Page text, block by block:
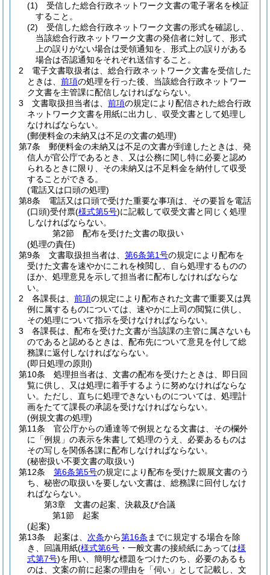
(1)
受信した総合行政ネットワーク文書の電子署名を検証
すること。
(2)
受信した総合行政ネットワーク文書の形式を確認し、
当該総合行政ネットワーク文書の発信者に対して、形式
上の誤りがない場合は受領通知を、形式上の誤りがある
場合は否認通知をそれぞれ送信すること。
2
電子文書取扱者は、総合行政ネットワーク文書を受信した
ときは、 前項の処理を行った後、当該総合行政ネットワー
ク文書を主管課に配信しなければならない。
3
文書取扱担当者は、 前項の規定により配信された総合行政
ネットワーク文書を用紙に出力し、収受文書として処理し
なければならない。
(郵便料金の未納又は不足の文書の処理)
第7条
郵便料金の未納又は不足の文書が到達したときは、発
信人が官公庁であるとき、又は公務に関し特に必要と認め
られるときに限り、その未納又は不足料金を納付して収受
することができる。
(電話又は口頭の処理)
第8条
電話又は口頭で受けた重要な事項は、その要旨を電話
(口頭)受付票(様式第5号)に記載して収受文書と同じく処理
しなければならない。
第2節
配布を受けた文書の取扱い
(処理の責任)
第9条
文書取扱担当者は、 第6条第1号の規定により配布を
受けた文書を速やかにこれを検閲し、自ら処理するものの
ほか、処理意見を示して担当者に配布しなければならな
い。
2
各課長は、 前項の規定により配布された文書で重要又は異
例に属するものについては、速やかに上司の閲覧に供し、
その処理について指示を受けなければならない。
3
各課長は、配布を受けた文書が当該課の主管に属さないも
のであると認めるときは、配布先について意見を付して総
務課に返付しなければならない。
(即日処理の原則)
第10条
処理担当者は、文書の配布を受けたときは、即日回
覧に供し、又は処理に着手するように努めなければならな
い。 ただし、直ちに処理できないものについては、処理計
画をたてて課長の承認を受けなければならない。
(例規文書の処理)
第11条
官公庁からの通達等で例規となる文書は、その欄外
に「例規」の表示を朱書して処理のうえ、必要あるものは
その写しを関係各課に配布しなければならない。
(秘密扱い不要文書の取扱い)
第12条
第6条第5号の規定により配布を受けた親展文書のう
ち、秘密の取扱いを要しない文書は、総務課に回付しなけ
ればならない。
第3章
文書の起案、決裁及び合議
第1節
起案
(起案)
第13条
起案は、 次条から第16条 までに規定する場合を除
き、回議用紙(様式第6号 ・一般文書の接続紙にあっては様
式第7号)を用い、簡明な標題をつけたのち、必要のあるも
のは、文案の前に起案の理由を「伺い」として記載し、文